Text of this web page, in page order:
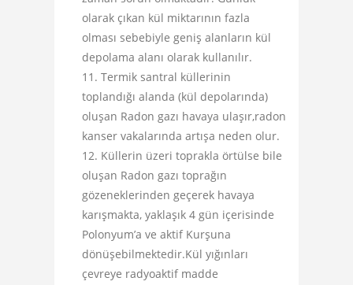
olarak çıkan kül miktarının fazla
olması sebebiyle geniş alanların kül
depolama alanı olarak kullanılır.
Termik santral küllerinin
toplandığı alanda (kül depolarında)
oluşan Radon gazı havaya ulaşır,radon
kanser vakalarında artışa neden olur.
Küllerin üzeri toprakla örtülse bile
oluşan Radon gazı toprağın
gözeneklerinden geçerek havaya
karışmakta, yaklaşık 4 gün içerisinde
Polonyum’a ve aktif Kurşuna
dönüşebilmektedir.Kül yığınları
çevreye radyoaktif madde